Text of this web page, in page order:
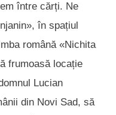
între cărți. Ne
în spațiul
română «Nichita
frumoasă locație
Lucian
din Novi Sad, să